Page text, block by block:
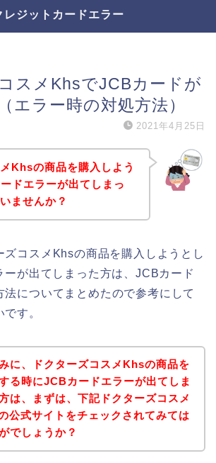
レジットカードエラー
スメKhsでJCBカードが
エラー時の対処方法）
2021年4月25日
Khsの商品を購入しよう
ドエラーが出てしまっ
ませんか？
ズコスメKhsの商品を購入しようとし
ーが出てしまった方は、JCBカード
法についてまとめたので参考にして
す。
に、ドクターズコスメKhsの商品を
る時にJCBカードエラーが出てしま
は、まずは、下記ドクターズコスメ
公式サイトをチェックされてみては
でしょうか？